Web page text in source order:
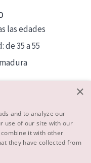
las edades
de 35 a 55
×
and to analyze our
use of our site with our
it with other
they have collected from